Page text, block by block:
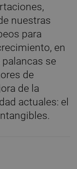
nuestras
para
en
se
de
de la
actuales: el